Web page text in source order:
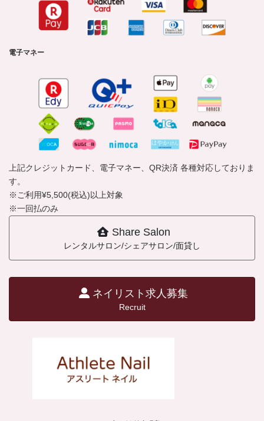
電子マネー
上記クレジットカード、電子マネー、QR決済 各種対応しておりま
す。
※ご利用¥5,500(税込)以上対象
※一回払のみ
Share Salon
レンタルサロン/シェアサロン/面貸し
ネイリスト求人募集
Recruit